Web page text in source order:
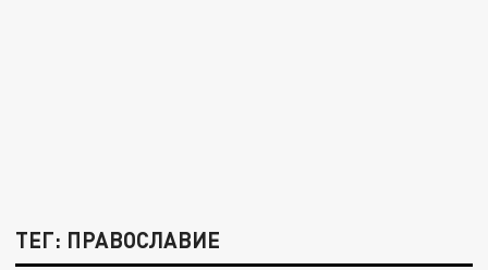
ТЕГ: ПРАВОСЛАВИЕ